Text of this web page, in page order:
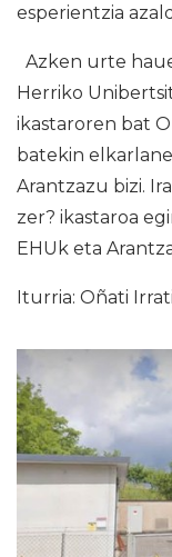
esperientzia
Azken urte
Herriko
ikastaroren bat
batekin
Arantzazu bizi.
zer? ikastaroa
EHUk eta
Iturria: Oñati